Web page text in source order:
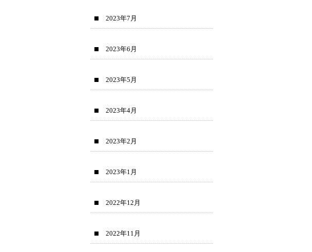
2023年7月
2023年6月
2023年5月
2023年4月
2023年2月
2023年1月
2022年12月
2022年11月